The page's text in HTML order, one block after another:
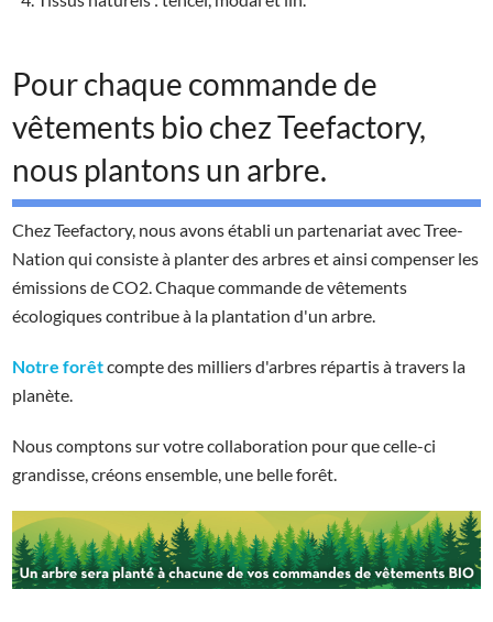
Pour chaque commande de
vêtements bio chez Teefactory,
nous plantons un arbre.
Chez Teefactory, nous avons établi un partenariat avec Tree-
Nation qui consiste à planter des arbres et ainsi compenser les
émissions de CO2. Chaque commande de vêtements
écologiques contribue à la plantation d'un arbre.
Notre forêtcompte des milliers d'arbres répartis à travers la
planète.
Nous comptons sur votre collaboration pour que celle-ci
grandisse, créons ensemble, une belle forêt.